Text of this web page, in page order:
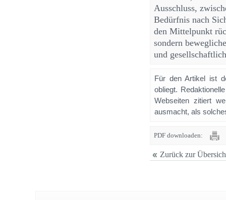
Ausschluss,
Bedürfnis nach
den Mittelpunkt
sondern
und
Für den Artikel ist
obliegt.
Webseiten zitiert
ausmacht, als
PDF downloaden:
Zurück zur